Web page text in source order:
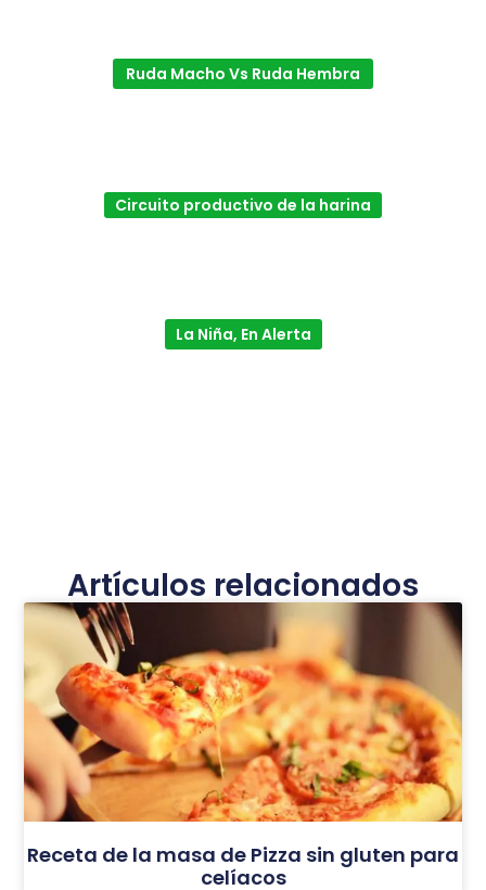
Ruda Macho Vs Ruda Hembra
Circuito productivo de la harina
La Niña, En Alerta
Artículos relacionados
Receta de la masa de Pizza sin gluten para
celíacos